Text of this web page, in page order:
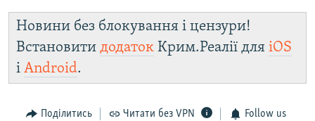
Новини без блокування і цензури!
Встановити додаток Крим.Реалії для iOS
і Android.
Поділитись Читати без VPN Follow us